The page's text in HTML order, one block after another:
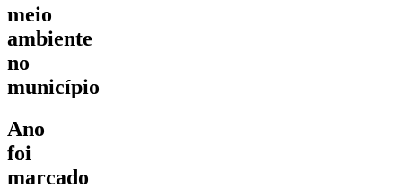
meio
ambiente
no
município
Ano
foi
marcado